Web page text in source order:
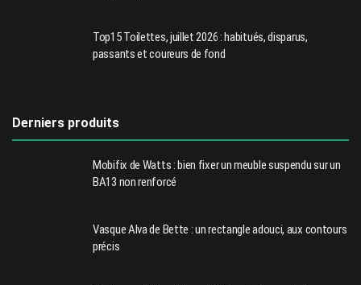
Top15 Toilettes, juillet 2026 : habitués, disparus,
passants et coureurs de fond
Derniers produits
Mobifix de Watts : bien fixer un meuble suspendu sur un
BA13 non renforcé
Vasque Alva de Bette : un rectangle adouci, aux contours
précis